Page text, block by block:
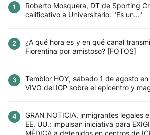
1
Roberto Mosquera, DT de Sporting
calificativo a Universitario: "Es un..."
2
¿A qué hora es y en qué canal
Fiorentina por amistoso? [FOTOS]
3
Temblor HOY, sábado 1 de agosto
VIVO del IGP sobre el epicentro y
4
GRAN NOTICIA, inmigrantes legales
EE. UU.: impulsan iniciativa para
MÉDICA a detenidos en centros de